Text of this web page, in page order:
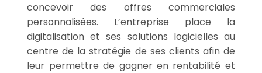
concevoir des offres commerciales
personnalisées. L’entreprise place la
digitalisation et ses solutions logicielles au
centre de la stratégie de ses clients afin de
leur permettre de gagner en rentabilité et